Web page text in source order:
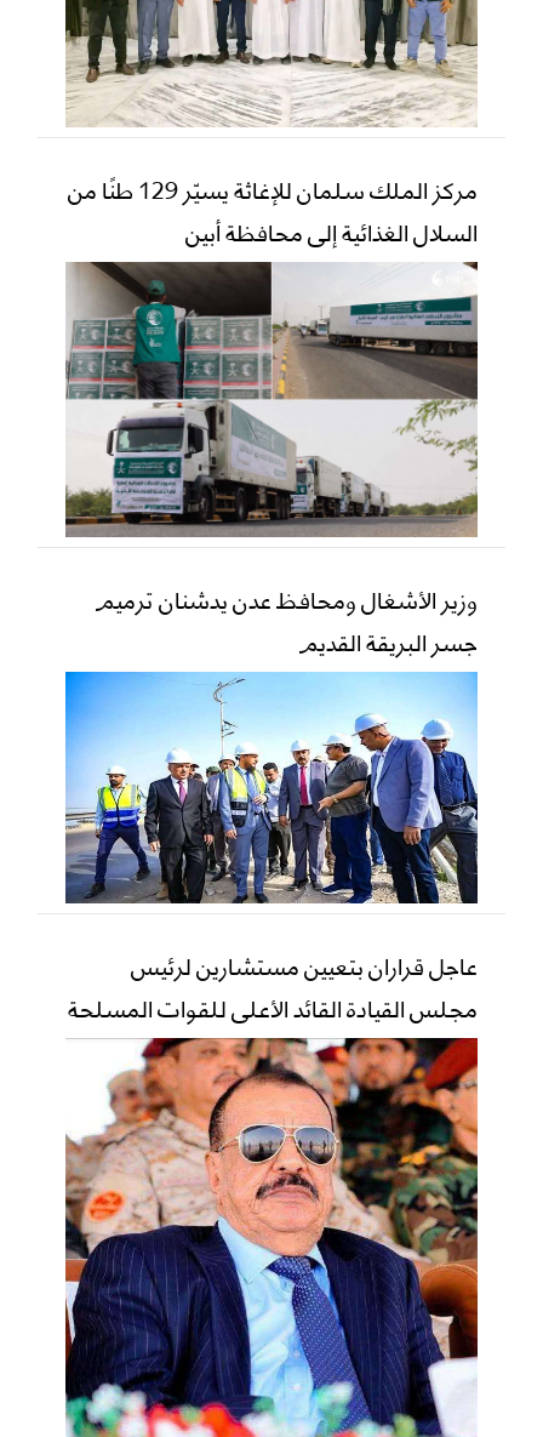
مركز الملك سلمان للإغاثة يسيّر 129 طنًا من
السلال الغذائية إلى محافظة أبين
وزير الأشغال ومحافظ عدن يدشنان ترميم
جسر البريقة القديم
عاجل قراران بتعيين مستشارين لرئيس
مجلس القيادة القائد الأعلى للقوات المسلحة